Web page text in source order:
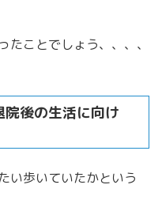
ことでしょう、、、、
後の生活に向け
い歩いていたかという